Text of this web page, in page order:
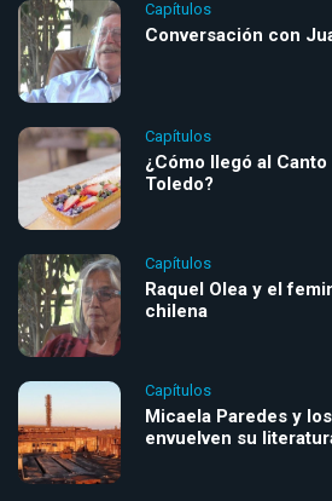
Capítulos
Conversación con
Capítulos
¿Cómo llegó al
Toledo?
Capítulos
Raquel Olea y el
chilena
Capítulos
Micaela Paredes y
envuelven su